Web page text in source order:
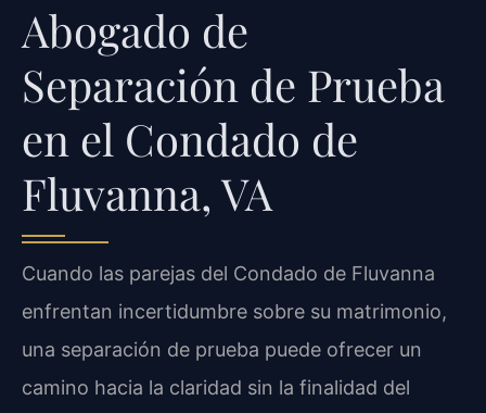
Abogado de
Separación de Prueba
en el Condado de
Fluvanna, VA
Cuando las parejas del Condado de Fluvanna
enfrentan incertidumbre sobre su matrimonio,
una separación de prueba puede ofrecer un
camino hacia la claridad sin la finalidad del